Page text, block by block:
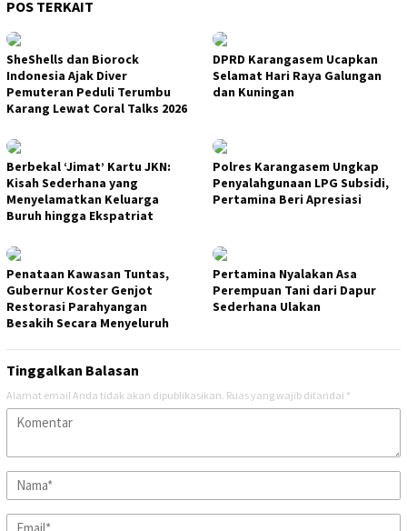
POS TERKAIT
SheShells dan Biorock
Indonesia Ajak Diver
Pemuteran Peduli Terumbu
Karang Lewat Coral Talks 2026
DPRD Karangasem Ucapkan
Selamat Hari Raya Galungan
dan Kuningan
Berbekal ‘Jimat’ Kartu JKN:
Kisah Sederhana yang
Menyelamatkan Keluarga
Buruh hingga Ekspatriat
Polres Karangasem Ungkap
Penyalahgunaan LPG Subsidi,
Pertamina Beri Apresiasi
Penataan Kawasan Tuntas,
Gubernur Koster Genjot
Restorasi Parahyangan
Besakih Secara Menyeluruh
Pertamina Nyalakan Asa
Perempuan Tani dari Dapur
Sederhana Ulakan
Tinggalkan Balasan
Alamat email Anda tidak akan dipublikasikan. Ruas yang wajib ditandai *